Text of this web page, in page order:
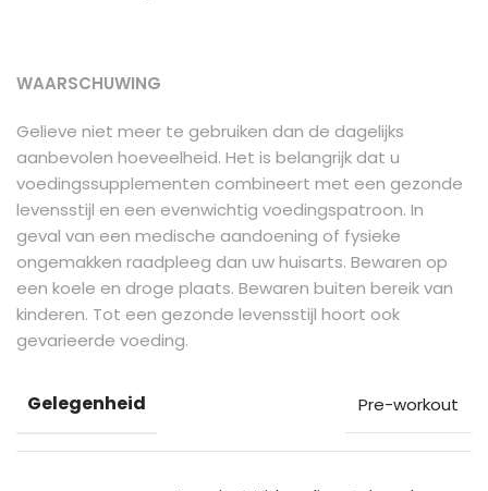
WAARSCHUWING
Gelieve niet meer te gebruiken dan de dagelijks
aanbevolen hoeveelheid. Het is belangrijk dat u
voedingssupplementen combineert met een gezonde
levensstijl en een evenwichtig voedingspatroon. In
geval van een medische aandoening of fysieke
ongemakken raadpleeg dan uw huisarts. Bewaren op
een koele en droge plaats. Bewaren buiten bereik van
kinderen. Tot een gezonde levensstijl hoort ook
gevarieerde voeding.
Gelegenheid Pre-workout